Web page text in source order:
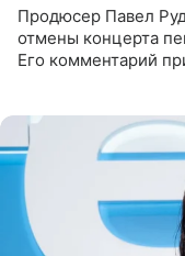
Продюсер Павел
отмены концерта
Его комментарий